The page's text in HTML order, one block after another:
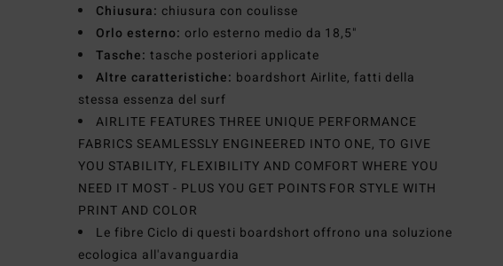
Chiusura: chiusura con coulisse
Orlo esterno: orlo esterno medio da 18,5"
Tasche: tasche posteriori applicate
Altre caratteristiche: boardshort Airlite, fatti della
stessa essenza del surf
AIRLITE FEATURES THREE UNIQUE PERFORMANCE
FABRICS SEAMLESSLY ENGINEERED INTO ONE, TO GIVE
YOU STABILITY, FLEXIBILITY AND COMFORT WHERE YOU
NEED IT MOST - PLUS YOU GET POINTS FOR STYLE WITH
PRINT AND COLOR
Le fibre Ciclo di questi boardshort offrono una soluzione
ecologica all'avanguardia